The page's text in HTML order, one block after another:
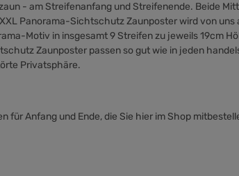
- am Streifenanfang und Streifenende. Beide
Panorama-Sichtschutz Zaunposter wird von
Motiv in insgesamt 9 Streifen zu jeweils 19cm
Zaunposter passen so gut wie in jeden
Privatsphäre.
für Anfang und Ende, die Sie hier im Shop